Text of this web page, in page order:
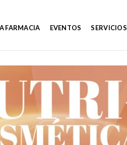
FARMACIA EVENTOS SERVICIOS